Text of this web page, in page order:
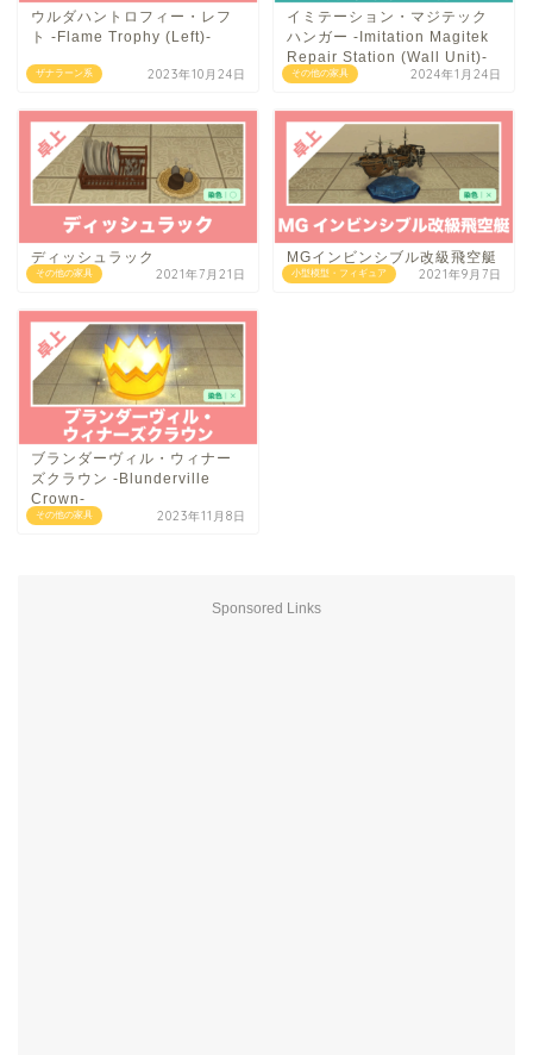
ザナラーン系
ウルダハントロフィー・レフ
ト -Flame Trophy (Left)-
2023年10月24日 その他の家具
イミテーション・マジテック
ハンガー -Imitation Magitek
Repair Station (Wall Unit)-
2024年1月24日
その他の家具
ディッシュラック
2021年7月21日 小型模型・フィギュア
MGインビンシブル改級飛空艇
2021年9月7日
その他の家具
ブランダーヴィル・ウィナー
ズクラウン -Blunderville
Crown-
2023年11月8日
Sponsored Links